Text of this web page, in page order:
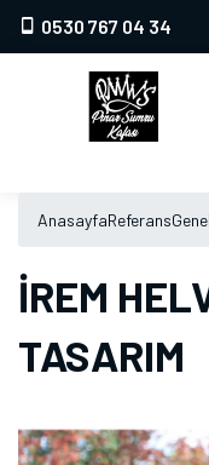
0530 767 04 34
AnasayfaReferansGenel
İREM
TASARIM